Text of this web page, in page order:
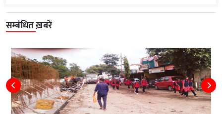
सम्बंधित ख़बरें